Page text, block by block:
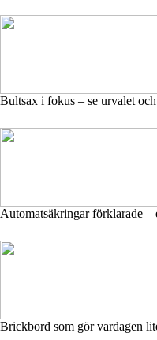
Bultsax i fokus – se urvalet och
Automatsäkringar förklarade –
Brickbord som gör vardagen